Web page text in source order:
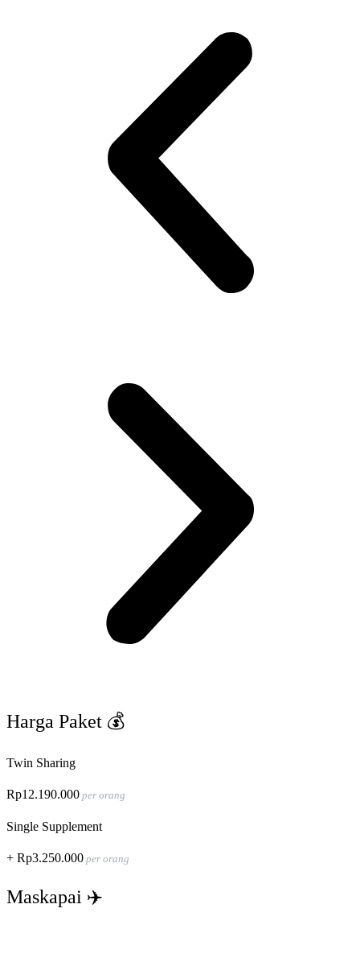
Harga Paket 💰
Twin Sharing
Rp12.190.000 per orang
Single Supplement
+ Rp3.250.000 per orang
Maskapai ✈️